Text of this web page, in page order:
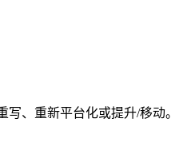
、重新平台化或提升/移动。